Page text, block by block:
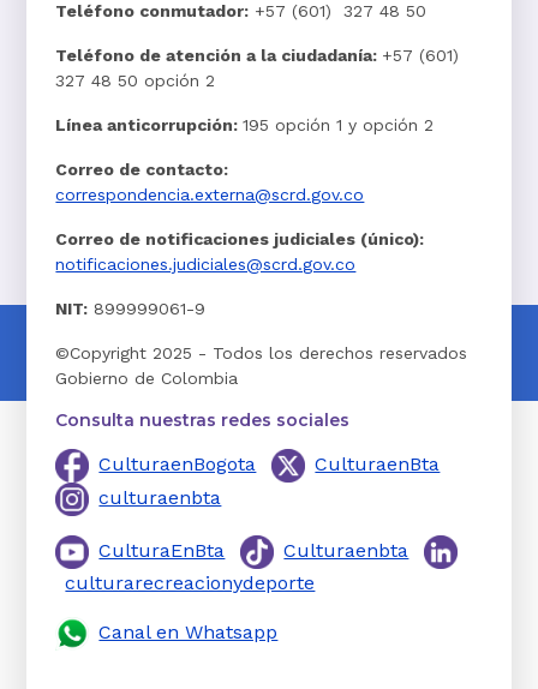
Teléfono conmutador: +57 (601) 327 48 50
Teléfono de atención a la ciudadanía: +57 (601)
327 48 50 opción 2
Línea anticorrupción:195 opción 1 y opción 2
Correo de contacto:
correspondencia.externa@scrd.gov.co
Correo de notificaciones judiciales (único):
notificaciones.judiciales@scrd.gov.co
NIT: 899999061-9
©Copyright 2025 - Todos los derechos reservados
Gobierno de Colombia
Consulta nuestras redes sociales
CulturaenBogota
CulturaenBta
culturaenbta
CulturaEnBta
Culturaenbta
culturarecreacionydeporte
Canal en Whatsapp